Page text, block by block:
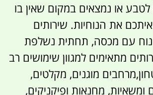
או נמצאים במקום שאין בו
את הנוחיות. שירותים
נוח עם מכסה, תחתית נשלפת
מתאימים למגוון שימושים רב
מוגנים, מקלטים,
ומשאיות, מחנאות ופיקניקים,